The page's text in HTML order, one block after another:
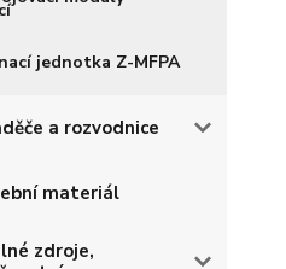
jednotka Z-MFPA
a rozvodnice
materiál
zdroje,